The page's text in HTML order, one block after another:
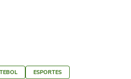
ESPORTES